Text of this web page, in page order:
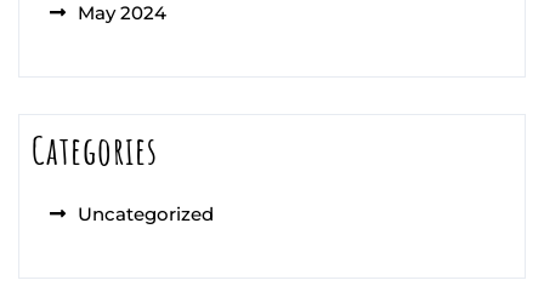
May 2024
Categories
Uncategorized